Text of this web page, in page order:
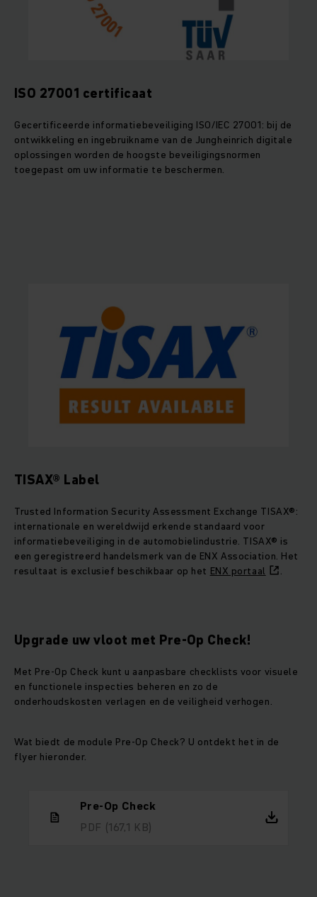
ISO 27001 certificaat
Gecertificeerde informatiebeveiliging ISO/IEC 27001: bij de
ontwikkeling en ingebruikname van de Jungheinrich digitale
oplossingen worden de hoogste beveiligingsnormen
toegepast om uw informatie te beschermen.
TISAX® Label
Trusted Information Security Assessment Exchange TISAX®:
internationale en wereldwijd erkende standaard voor
informatiebeveiliging in de automobielindustrie. TISAX® is
een geregistreerd handelsmerk van de ENX Association. Het
resultaat is exclusief beschikbaar op het ENX portaal .
Upgrade uw vloot met Pre-Op Check!
Met Pre-Op Check kunt u aanpasbare checklists voor visuele
en functionele inspecties beheren en zo de
onderhoudskosten verlagen en de veiligheid verhogen.
Wat biedt de module Pre-Op Check? U ontdekt het in de
flyer hieronder.
Pre-Op Check
PDF (167,1 KB)